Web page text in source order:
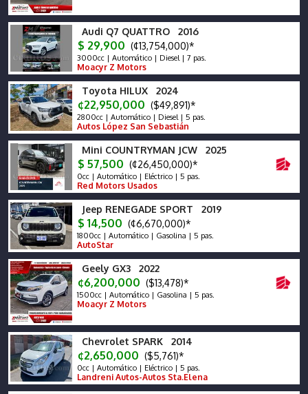
Audi Q7 QUATTRO 2016
$ 29,900 (¢13,754,000)*
3000cc | Automático | Diesel | 7 pas.
Moacyr Z Motors
Toyota HILUX 2024
¢22,950,000 ($49,891)*
2800cc | Automático | Diesel | 5 pas.
Autos López San Sebastián
Mini COUNTRYMAN JCW 2025
$ 57,500 (¢26,450,000)*
0cc | Automático | Eléctrico | 5 pas.
Red Motors Usados
Jeep RENEGADE SPORT 2019
$ 14,500 (¢6,670,000)*
1800cc | Automático | Gasolina | 5 pas.
AutoStar
Geely GX3 2022
¢6,200,000 ($13,478)*
1500cc | Automático | Gasolina | 5 pas.
Moacyr Z Motors
Chevrolet SPARK 2014
¢2,650,000 ($5,761)*
0cc | Automático | Eléctrico | 5 pas.
Landreni Autos-Autos Sta.Elena